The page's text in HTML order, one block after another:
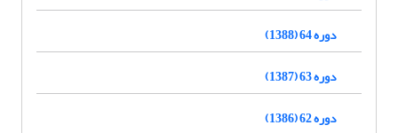
دوره 64 (1388)
دوره 63 (1387)
دوره 62 (1386)